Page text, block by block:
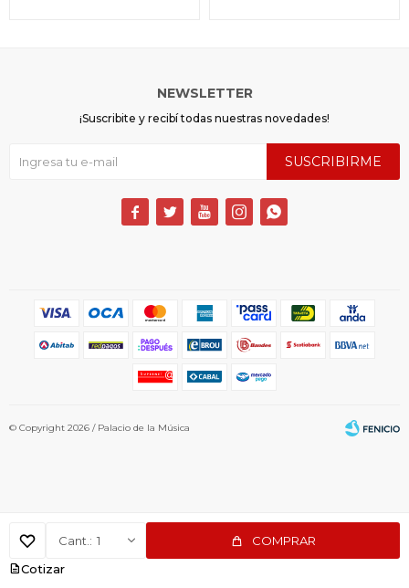
1
COMPRAR
Cotizar
NEWSLETTER
¡Suscribite y recibí todas nuestras novedades!
SUSCRIBIRME
    
© Copyright 2026 / Palacio de la Música